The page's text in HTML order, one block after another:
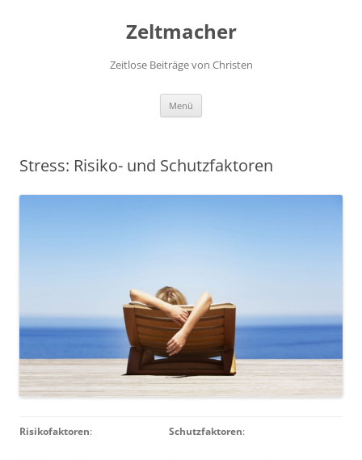
Zeltmacher
Zeitlose Beiträge von Christen
Menü
Stress: Risiko- und Schutzfaktoren
Risikofaktoren: Schutzfaktoren: